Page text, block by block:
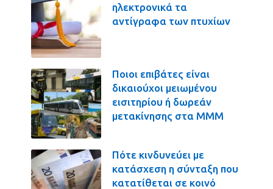
ηλεκτρονικά τα
αντίγραφα των πτυχίων
Ποιοι επιβάτες είναι
δικαιούχοι μειωμένου
εισιτηρίου ή δωρεάν
μετακίνησης στα ΜΜΜ
Πότε κινδυνεύει με
κατάσχεση η σύνταξη που
κατατίθεται σε κοινό